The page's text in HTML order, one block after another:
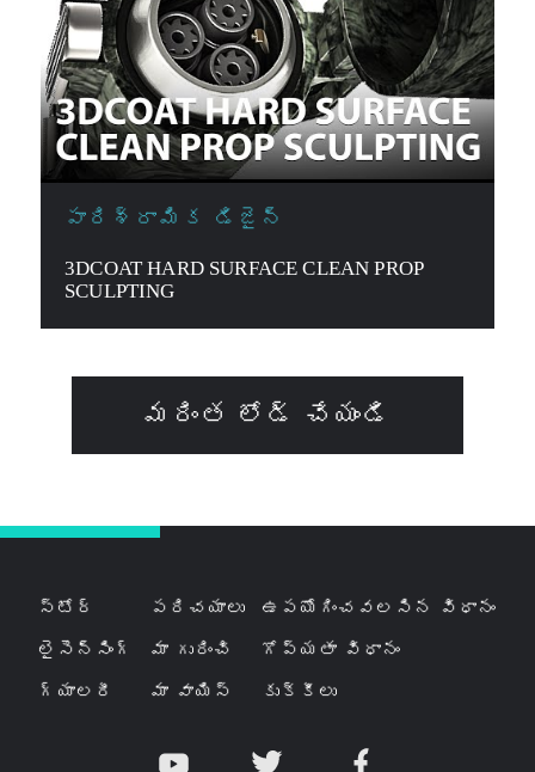
పారిశ్రామిక డిజైన్
3DCOAT HARD SURFACE CLEAN PROP
SCULPTING
మరింత లోడ్ చేయండి
స్టోర్
లైసెన్సింగ్
గ్యాలరీ
పరిచయాలు
మా గురించి
మా వాయిస్
ఉపయోగించవలసిన విధానం
గోప్యతా విధానం
కుక్కీలు